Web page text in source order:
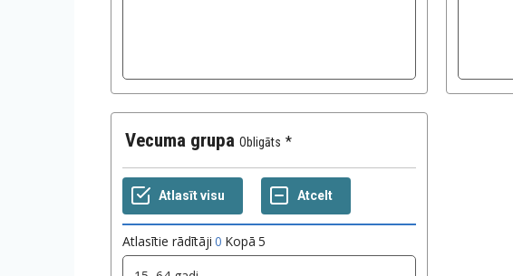
Vecuma grupa Obligāts
Atlasītie rādītāji 0 Kopā 5